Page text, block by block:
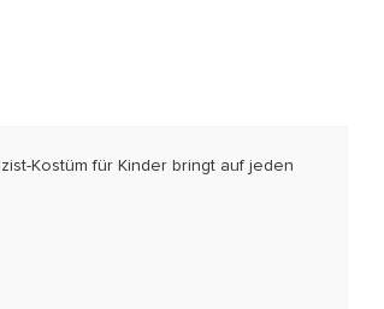
Kostüm für Kinder bringt auf jeden